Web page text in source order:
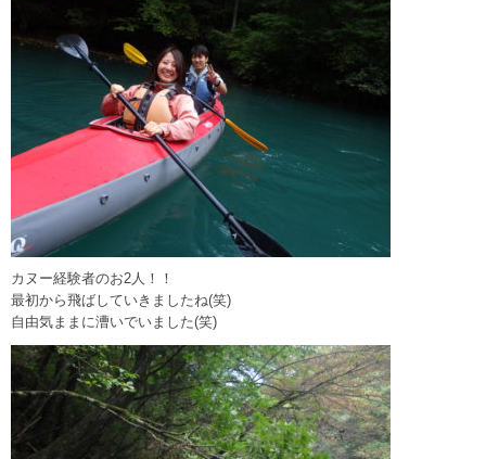
カヌー経験者のお2人！！
最初から飛ばしていきましたね(笑)
自由気ままに漕いでいました(笑)